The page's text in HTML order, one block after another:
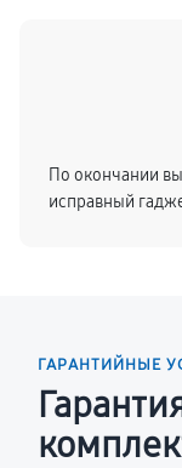
По окончании
исправный
ГАРАНТИЙНЫЕ